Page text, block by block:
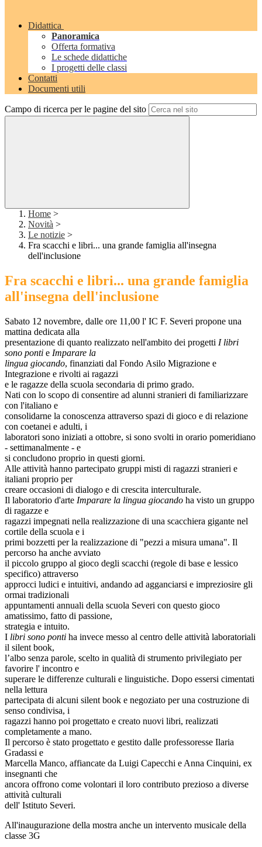
Didattica
Panoramica
Offerta formativa
Le schede didattiche
I progetti delle classi
Contatti
Documenti utili
Campo di ricerca per le pagine del sito
Home >
Novità >
Le notizie >
Fra scacchi e libri... una grande famiglia all'insegna
dell'inclusione
Fra scacchi e libri... una grande famiglia
all'insegna dell'inclusione
Sabato 12 novembre, dalle ore 11,00 l' IC F. Severi propone una
mattina dedicata alla
presentazione di quanto realizzato nell'ambito dei progetti I libri
sono ponti e Imparare la
lingua giocando, finanziati dal Fondo Asilo Migrazione e
Integrazione e rivolti ai ragazzi
e le ragazze della scuola secondaria di primo grado.
Nati con lo scopo di consentire ad alunni stranieri di familiarizzare
con l'italiano e
consolidarne la conoscenza attraverso spazi di gioco e di relazione
con coetanei e adulti, i
laboratori sono iniziati a ottobre, si sono svolti in orario pomeridiano
- settimanalmente - e
si concludono proprio in questi giorni.
Alle attività hanno partecipato gruppi misti di ragazzi stranieri e
italiani proprio per
creare occasioni di dialogo e di crescita interculturale.
Il laboratorio d'arte Imparare la lingua giocando ha visto un gruppo
di ragazze e
ragazzi impegnati nella realizzazione di una scacchiera gigante nel
cortile della scuola e i
primi bozzetti per la realizzazione di "pezzi a misura umana". Il
percorso ha anche avviato
il piccolo gruppo al gioco degli scacchi (regole di base e lessico
specifico) attraverso
approcci ludici e intuitivi, andando ad agganciarsi e impreziosire gli
ormai tradizionali
appuntamenti annuali della scuola Severi con questo gioco
amatissimo, fatto di passione,
strategia e intuito.
I libri sono ponti ha invece messo al centro delle attività laboratoriali
il silent book,
l’albo senza parole, scelto in qualità di strumento privilegiato per
favorire l' incontro e
superare le differenze culturali e linguistiche. Dopo essersi cimentati
nella lettura
partecipata di alcuni silent book e negoziato per una costruzione di
senso condivisa, i
ragazzi hanno poi progettato e creato nuovi libri, realizzati
completamente a mano.
Il percorso è stato progettato e gestito dalle professoresse Ilaria
Gradassi e
Marcella Manco, affiancate da Luigi Capecchi e Anna Cinquini, ex
insegnanti che
ancora offrono come volontari il loro contributo prezioso a diverse
attività culturali
dell' Istituto Severi.
All'inaugurazione della mostra anche un intervento musicale della
classe 3G